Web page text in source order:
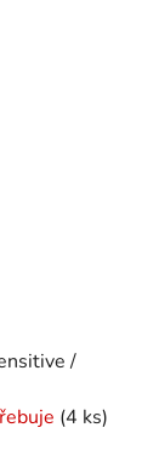
/
(4 ks)